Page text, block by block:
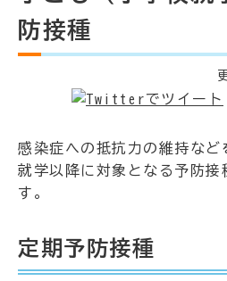
防接種
感染症への抵抗力の維持など
就学以降に対象となる予防接
す。
定期予防接種